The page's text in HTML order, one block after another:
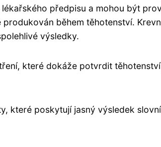
předpisu a mohou být
během těhotenství.
výsledky.
které dokáže potvrdit
které poskytují jasný výsledek